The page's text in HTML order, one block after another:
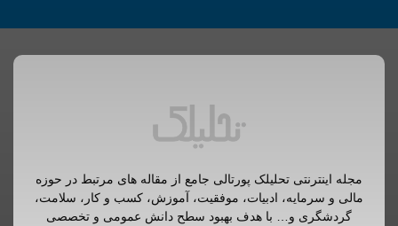
مجله اینترنتی تحلیلک پورتالی جامع از مقاله های مرتبط در حوزه
مالی و سرمایه، ادبیات، موفقیت، آموزش، کسب و کار، سلامت،
گردشگری و… با هدف بهبود سطح دانش عمومی و تخصصی